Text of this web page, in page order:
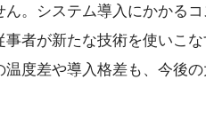
。システム導入にかかるコ
者が新たな技術を使いこ
度差や導入格差も、今後